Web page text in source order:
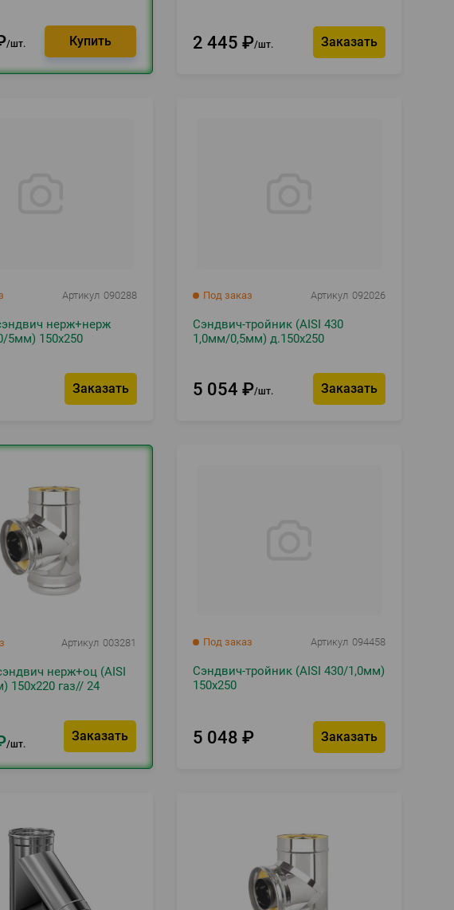
шт. 2 445 ₽ шт. Заказать
Артикул 090288
нерж+нерж
5мм) 150x250
Заказать
Под заказ Артикул 092026
Сэндвич-тройник (AISI 430
1,0мм/0,5мм) д.150х250
5 054 ₽ шт. Заказать
Артикул 003281
нерж+оц (AISI
150х220 газ// 24
шт.
Заказать
Под заказ Артикул 094458
Сэндвич-тройник (AISI 430/1,0мм)
150х250
5 048 ₽ Заказать